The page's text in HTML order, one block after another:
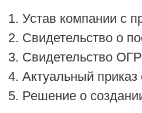
Устав компании с
Cвидетельство о
Cвидетельство
Актуальный приказ
Решение о